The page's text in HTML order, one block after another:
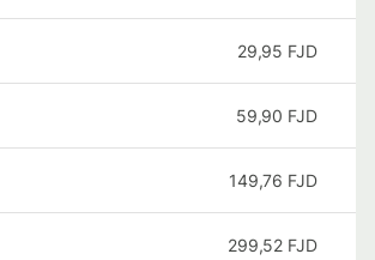
29,95 FJD
59,90 FJD
149,76 FJD
299,52 FJD